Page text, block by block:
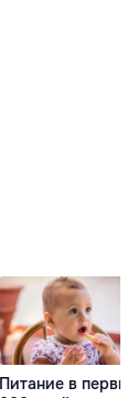
Питание в первые